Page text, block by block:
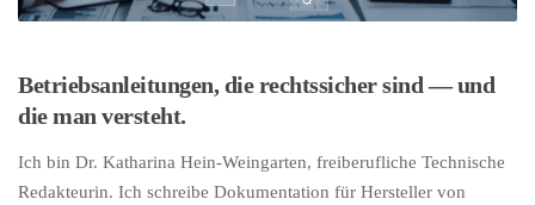
Betriebsanleitungen, die rechtssicher sind — und
die man versteht.
Ich bin Dr. Katharina Hein-Weingarten, freiberufliche Technische
Redakteurin. Ich schreibe Dokumentation für Hersteller von